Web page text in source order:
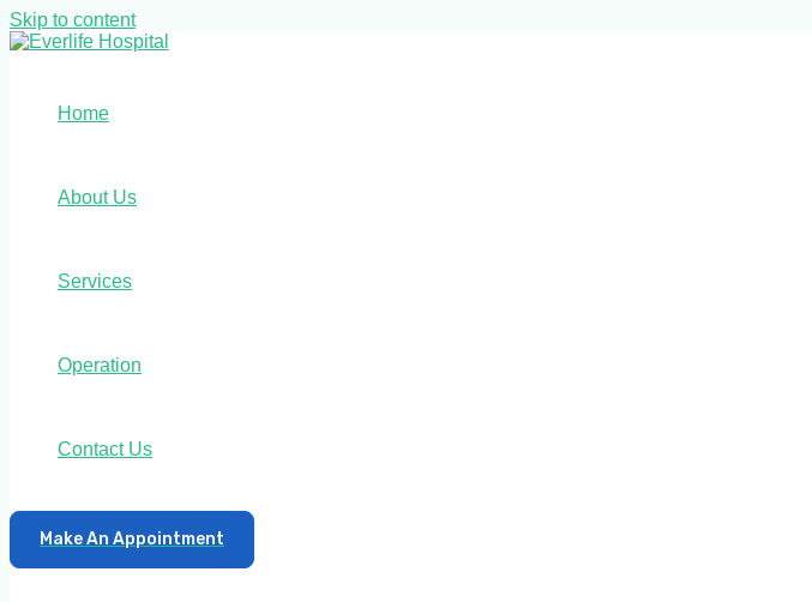
Skip to content
Home
About Us
Services
Operation
Contact Us
Make An Appointment